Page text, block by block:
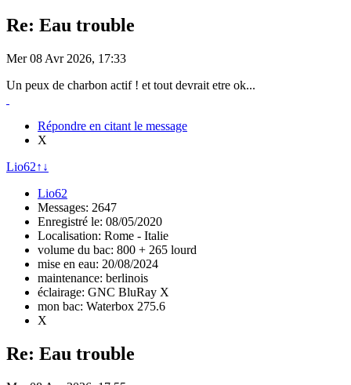
Re: Eau trouble
Mer 08 Avr 2026, 17:33
Un peux de charbon actif ! et tout devrait etre ok...
Répondre en citant le message
X
Lio62↑ ↓
Lio62
Messages: 2647
Enregistré le: 08/05/2020
Localisation: Rome - Italie
volume du bac: 800 + 265 lourd
mise en eau: 20/08/2024
maintenance: berlinois
éclairage: GNC BluRay X
mon bac: Waterbox 275.6
X
Re: Eau trouble